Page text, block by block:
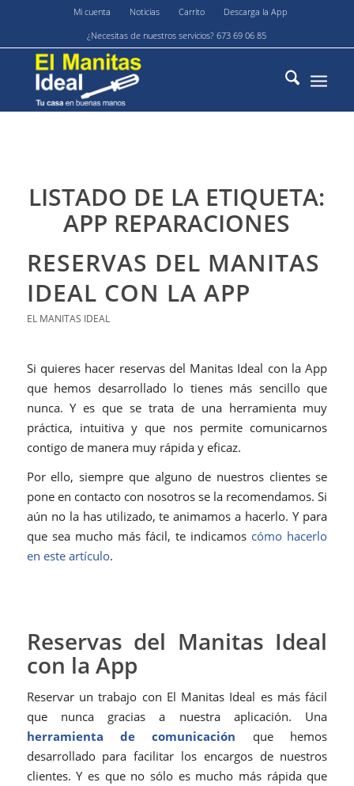
Mi cuenta Noticias Carrito
Descarga la App
¿Necesitas de nuestros servicios? 673 69 06 85
LISTADO DE LA ETIQUETA:
APP REPARACIONES
RESERVAS DEL MANITAS
IDEAL CON LA APP
EL MANITAS IDEAL
Si quieres hacer reservas del Manitas Ideal con la App
que hemos desarrollado lo tienes más sencillo que
nunca. Y es que se trata de una herramienta muy
práctica, intuitiva y que nos permite comunicarnos
contigo de manera muy rápida y eficaz.
Por ello, siempre que alguno de nuestros clientes se
pone en contacto con nosotros se la recomendamos. Si
aún no la has utilizado, te animamos a hacerlo. Y para
que sea mucho más fácil, te indicamos cómo hacerlo
en este artículo.
Reservas del Manitas Ideal
con la App
Reservar un trabajo con El Manitas Ideal es más fácil
que nunca gracias a nuestra aplicación. Una
herramienta de comunicación que hemos
desarrollado para facilitar los encargos de nuestros
clientes. Y es que no sólo es mucho más rápida que